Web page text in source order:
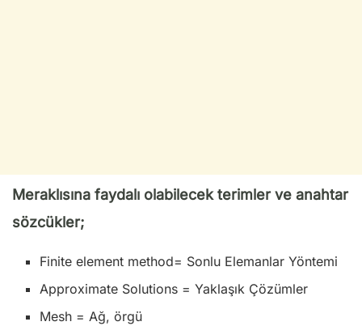
Meraklısına faydalı olabilecek terimler ve anahtar
sözcükler;
Finite element method= Sonlu Elemanlar Yöntemi
Approximate Solutions = Yaklaşık Çözümler
Mesh = Ağ, örgü